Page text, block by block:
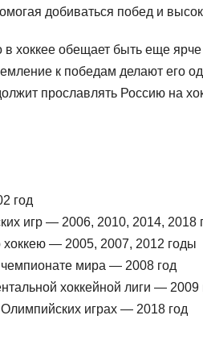
добиваться побед и
хоккее обещает быть еще
к победам делают его
прославлять Россию на
год
игр — 2006, 2010, 2014, 2018
— 2005, 2007, 2012 годы
мира — 2008 год
хоккейной лиги — 2009
играх — 2018 год